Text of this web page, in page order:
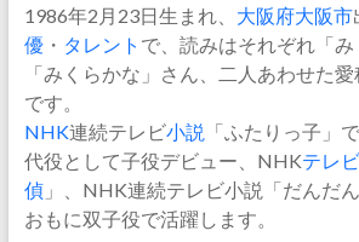
1986年2月23日生まれ、 大阪府大阪市
優・ タレント で、読みはそれぞれ「み
「みくらかな」さん、二人あわせた愛
です。
NHK連続テレビ小説 「ふたりっ子」
代役として子役デビュー、NHKテレ
偵」、NHK連続テレビ小説「だんだ
おもに双子役で活躍します。